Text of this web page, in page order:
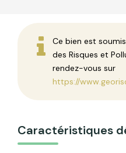
Ce bien est
des Risques et
rendez-vous sur
https://
Caractéristiques